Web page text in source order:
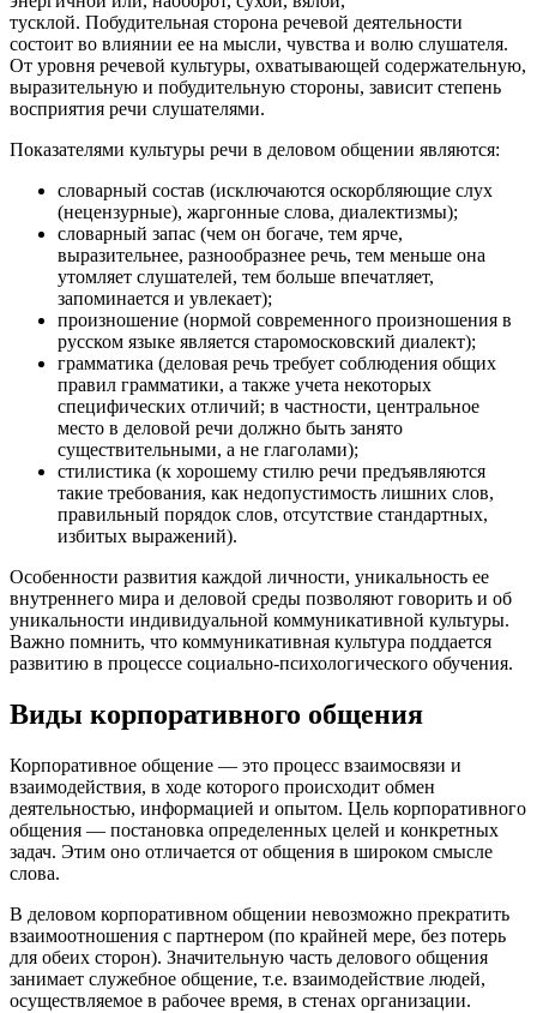
тусклой. Побудительная сторона речевой деятельности
состоит во влиянии ее на мысли, чувства и волю слушателя.
От уровня речевой культуры, охватывающей содержательную,
выразительную и побудительную стороны, зависит степень
восприятия речи слушателями.
Показателями культуры речи в деловом общении являются:
словарный состав (исключаются оскорбляющие слух
(нецензурные), жаргонные слова, диалектизмы);
словарный запас (чем он богаче, тем ярче,
выразительнее, разнообразнее речь, тем меньше она
утомляет слушателей, тем больше впечатляет,
запоминается и увлекает);
произношение (нормой современного произношения в
русском языке является старомосковский диалект);
грамматика (деловая речь требует соблюдения общих
правил грамматики, а также учета некоторых
специфических отличий; в частности, центральное
место в деловой речи должно быть занято
существительными, а не глаголами);
стилистика (к хорошему стилю речи предъявляются
такие требования, как недопустимость лишних слов,
правильный порядок слов, отсутствие стандартных,
избитых выражений).
Особенности развития каждой личности, уникальность ее
внутреннего мира и деловой среды позволяют говорить и об
уникальности индивидуальной коммуникативной культуры.
Важно помнить, что коммуникативная культура поддается
развитию в процессе социально-психологического обучения.
Виды корпоративного общения
Корпоративное общение — это процесс взаимосвязи и
взаимодействия, в ходе которого происходит обмен
деятельностью, информацией и опытом. Цель корпоративного
общения — постановка определенных целей и конкретных
задач. Этим оно отличается от общения в широком смысле
слова.
В деловом корпоративном общении невозможно прекратить
взаимоотношения с партнером (по крайней мере, без потерь
для обеих сторон). Значительную часть делового общения
занимает служебное общение, т.е. взаимодействие людей,
осуществляемое в рабочее время, в стенах организации.